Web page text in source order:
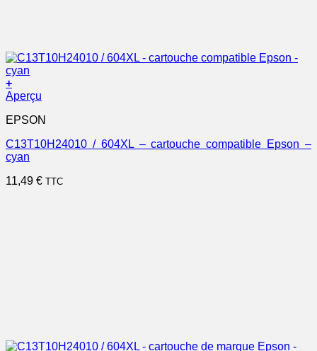
+
Aperçu
EPSON
C13T10H24010 / 604XL – cartouche compatible Epson –
cyan
11,49 € TTC